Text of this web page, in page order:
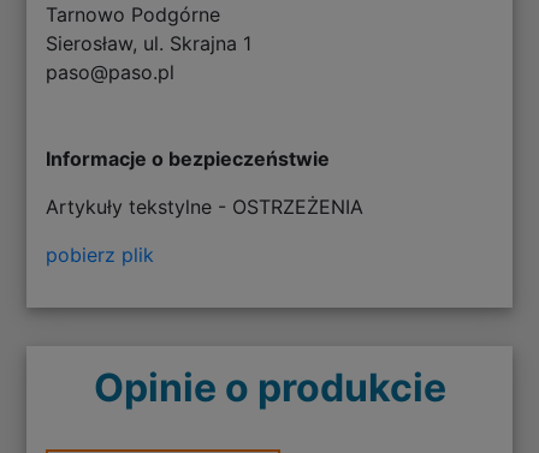
Tarnowo Podgórne
Sierosław, ul. Skrajna 1
paso@paso.pl
Informacje o bezpieczeństwie
Artykuły tekstylne - OSTRZEŻENIA
pobierz plik
Opinie o produkcie